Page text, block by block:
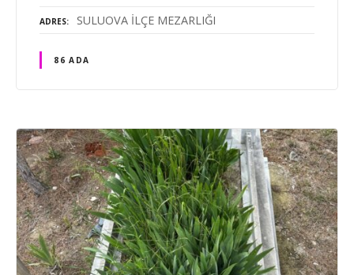
ADRES SULUOVA İLÇE MEZARLIĞI
86 ADA